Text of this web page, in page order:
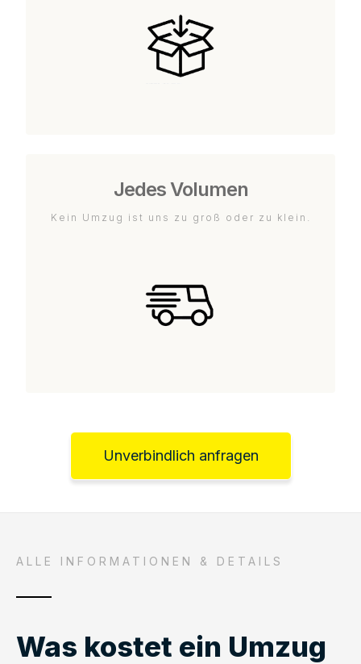
Jedes Volumen
Kein Umzug ist uns zu groß oder zu klein.
Unverbindlich anfragen
ALLE INFORMATIONEN & DETAILS
Was kostet ein Umzug